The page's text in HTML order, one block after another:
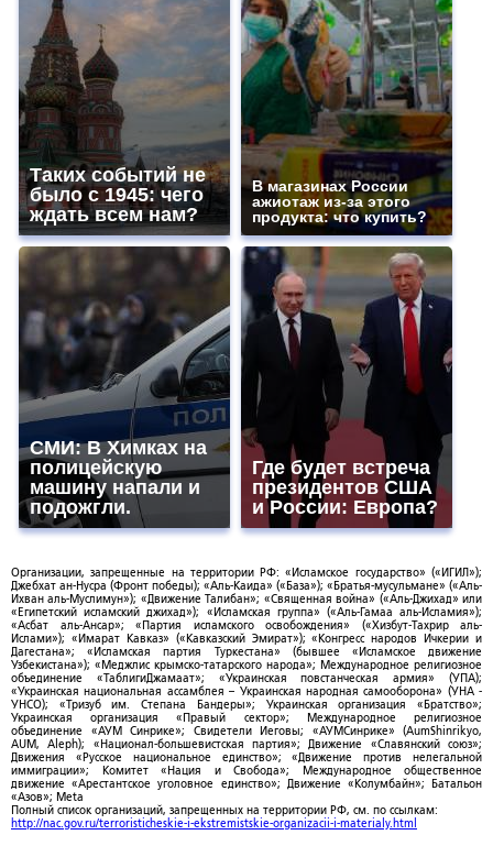
Таких событий не
было с 1945: чего
ждать всем нам?
В магазинах России
ажиотаж из-за этого
продукта: что купить?
СМИ: В Химках на
полицейскую
машину напали и
подожгли.
Где будет встреча
президентов США
и России: Европа?
Организации, запрещенные на территории РФ: «Исламское государство» («ИГИЛ»);
Джебхат ан-Нусра (Фронт победы); «Аль-Каида» («База»); «Братья-мусульмане» («Аль-
Ихван аль-Муслимун»); «Движение Талибан»; «Священная война» («Аль-Джихад» или
«Египетский исламский джихад»); «Исламская группа» («Аль-Гамаа аль-Исламия»);
«Асбат аль-Ансар»; «Партия исламского освобождения» («Хизбут-Тахрир аль-
Ислами»); «Имарат Кавказ» («Кавказский Эмират»); «Конгресс народов Ичкерии и
Дагестана»; «Исламская партия Туркестана» (бывшее «Исламское движение
Узбекистана»); «Меджлис крымско-татарского народа»; Международное религиозное
объединение «ТаблигиДжамаат»; «Украинская повстанческая армия» (УПА);
«Украинская национальная ассамблея – Украинская народная самооборона» (УНА -
УНСО); «Тризуб им. Степана Бандеры»; Украинская организация «Братство»;
Украинская организация «Правый сектор»; Международное религиозное
объединение «АУМ Синрике»; Свидетели Иеговы; «АУМСинрике» (AumShinrikyo,
AUM, Aleph); «Национал-большевистская партия»; Движение «Славянский союз»;
Движения «Русское национальное единство»; «Движение против нелегальной
иммиграции»; Комитет «Нация и Свобода»; Международное общественное
движение «Арестантское уголовное единство»; Движение «Колумбайн»; Батальон
«Азов»; Meta
Полный список организаций, запрещенных на территории РФ, см. по ссылкам:
http://nac.gov.ru/terroristicheskie-i-ekstremistskie-organizacii-i-materialy.html